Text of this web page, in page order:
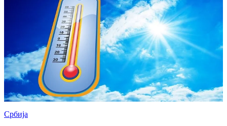
Србија